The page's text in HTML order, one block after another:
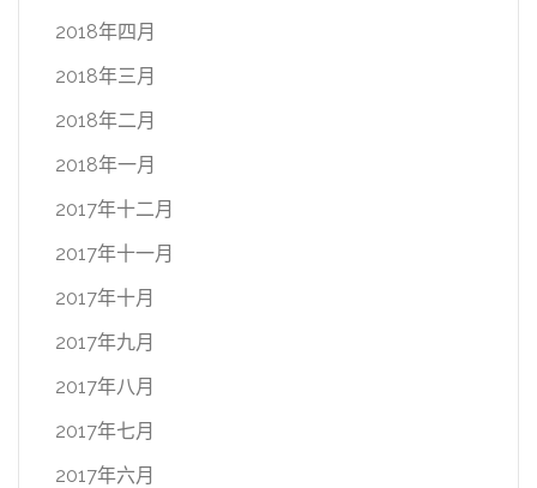
2018年四月
2018年三月
2018年二月
2018年一月
2017年十二月
2017年十一月
2017年十月
2017年九月
2017年八月
2017年七月
2017年六月